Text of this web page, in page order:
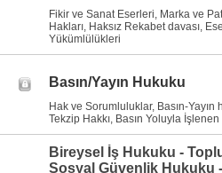
Fikir ve Sanat Eserleri, Marka ve
Hakları, Haksız Rekabet davası,
Yükümlülükleri
Basın/Yayın Hukuku
Hak ve Sorumluluklar, Basın-Yayın
Tekzip Hakkı, Basın Yoluyla
Bireysel İş Hukuku -
Sosyal Güvenlik Hukuku